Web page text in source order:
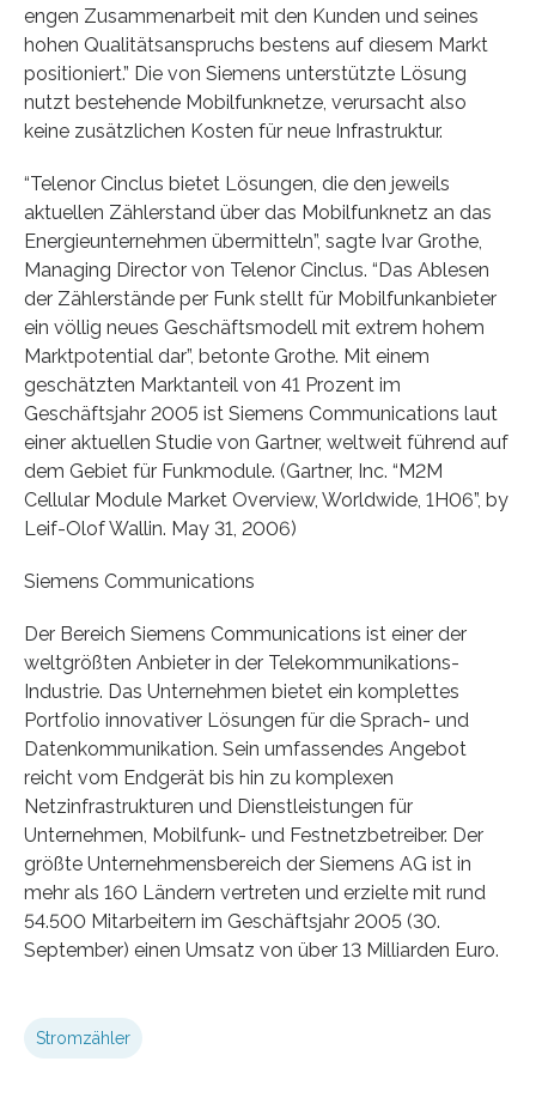
engen Zusammenarbeit mit den Kunden und seines
hohen Qualitätsanspruchs bestens auf diesem Markt
positioniert.” Die von Siemens unterstützte Lösung
nutzt bestehende Mobilfunknetze, verursacht also
keine zusätzlichen Kosten für neue Infrastruktur.
“Telenor Cinclus bietet Lösungen, die den jeweils
aktuellen Zählerstand über das Mobilfunknetz an das
Energieunternehmen übermitteln”, sagte Ivar Grothe,
Managing Director von Telenor Cinclus. “Das Ablesen
der Zählerstände per Funk stellt für Mobilfunkanbieter
ein völlig neues Geschäftsmodell mit extrem hohem
Marktpotential dar”, betonte Grothe. Mit einem
geschätzten Marktanteil von 41 Prozent im
Geschäftsjahr 2005 ist Siemens Communications laut
einer aktuellen Studie von Gartner, weltweit führend auf
dem Gebiet für Funkmodule. (Gartner, Inc. “M2M
Cellular Module Market Overview, Worldwide, 1H06”, by
Leif-Olof Wallin. May 31, 2006)
Siemens Communications
Der Bereich Siemens Communications ist einer der
weltgrößten Anbieter in der Telekommunikations-
Industrie. Das Unternehmen bietet ein komplettes
Portfolio innovativer Lösungen für die Sprach- und
Datenkommunikation. Sein umfassendes Angebot
reicht vom Endgerät bis hin zu komplexen
Netzinfrastrukturen und Dienstleistungen für
Unternehmen, Mobilfunk- und Festnetzbetreiber. Der
größte Unternehmensbereich der Siemens AG ist in
mehr als 160 Ländern vertreten und erzielte mit rund
54.500 Mitarbeitern im Geschäftsjahr 2005 (30.
September) einen Umsatz von über 13 Milliarden Euro.
Stromzähler